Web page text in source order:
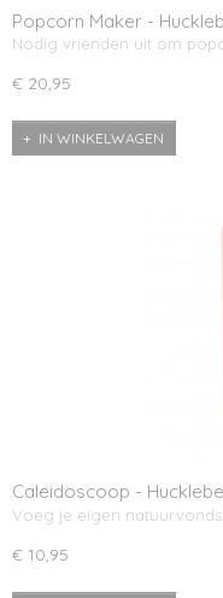
Popcorn Maker -
Nodig vrienden uit om
€ 20,95
IN WINKELWAGEN
Caleidoscoop -
Voeg je eigen
€ 10,95